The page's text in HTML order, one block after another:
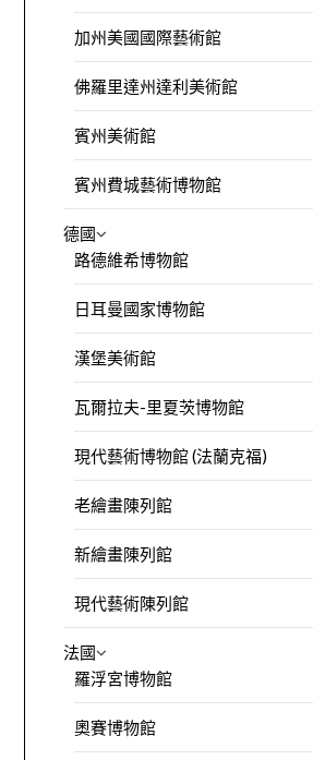
加州美國國際藝術館
佛羅里達州達利美術館
賓州美術館
賓州費城藝術博物館
德國
路德維希博物館
日耳曼國家博物館
漢堡美術館
瓦爾拉夫-里夏茨博物館
現代藝術博物館 (法蘭克福)
老繪畫陳列館
新繪畫陳列館
現代藝術陳列館
法國
羅浮宮博物館
奧賽博物館